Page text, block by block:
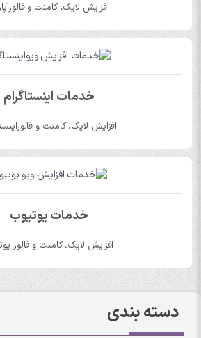
افزایش لایک، کامنت و
خدمات اینستاگرام
افزایش لایک، کامنت و
خدمات یوتیوب
افزایش لایک، کامنت و فالور
دسته بندی